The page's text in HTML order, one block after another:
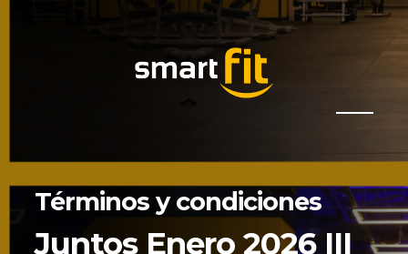
Términos y condiciones
Juntos Enero 2026 III